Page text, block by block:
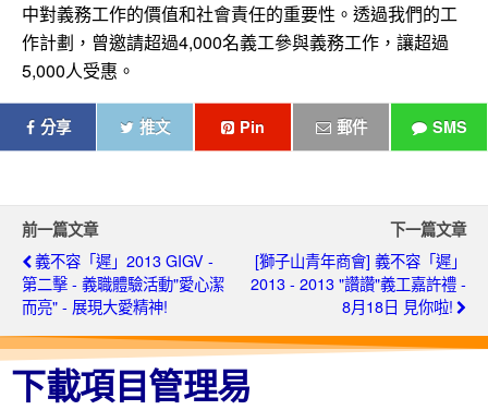
中對義務工作的價值和社會責任的重要性。透過我們的工
作計劃，曾邀請超過4,000名義工參與義務工作，讓超過
5,000人受惠。
分享 推文 Pin 郵件 SMS
前一篇文章
義不容「遲」2013 GIGV -
第二擊 - 義職體驗活動"愛心潔
而亮" - 展現大愛精神!
下一篇文章
[獅子山青年商會] 義不容「遲」
2013 - 2013 "讚讚"義工嘉許禮 -
8月18日 見你啦!
下載項目管理易